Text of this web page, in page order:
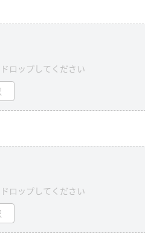
ロップしてください
ロップしてください